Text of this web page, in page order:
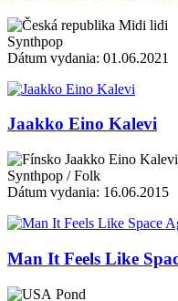
Midi lidi
Synthpop
Dátum vydania: 01.06.2021
Jaakko Eino Kalevi
Jaakko Eino Kalevi
Synthpop / Folk
Dátum vydania: 16.06.2015
Man It Feels Like
Pond